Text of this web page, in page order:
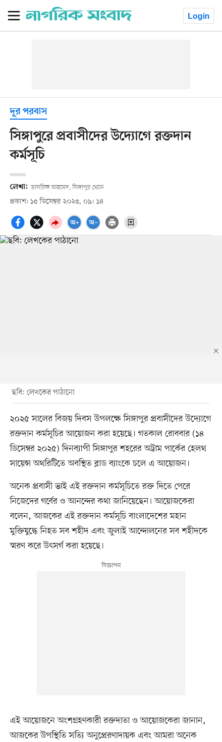
Login
দূর পরবাস
সিঙ্গাপুরে প্রবাসীদের উদ্যোগে রক্তদান
কর্মসূচি
লেখা: তাসরিফ আহমেদ, সিঙ্গাপুর থেকে
প্রকাশ: ১৫ ডিসেম্বর ২০২৫, ০৯: ১৪
ছবি: লেখকের পাঠানো
২০২৫ সালের বিজয় দিবস উপলক্ষে সিঙ্গাপুর প্রবাসীদের উদ্যোগে
রক্তদান কর্মসূচির আয়োজন করা হয়েছে। গতকাল রোববার (১৪
ডিসেম্বর ২০২৫) দিনব্যাপী সিঙ্গাপুর শহরের অট্রাম পার্কের হেলথ
সায়েন্স অথরিটিতে অবস্থিত ব্লাড ব্যাংকে চলে এ আয়োজন।
অনেক প্রবাসী ভাই এই রক্তদান কর্মসূচিতে রক্ত দিতে পেরে
নিজেদের গর্বের ও আনন্দের কথা জানিয়েছেন। আয়োজকেরা
বলেন, আজকের এই রক্তদান কর্মসূচি বাংলাদেশের মহান
মুক্তিযুদ্ধে নিহত সব শহীদ এবং জুলাই আন্দোলনের সব শহীদকে
স্মরণ করে উৎসর্গ করা হয়েছে।
এই আয়োজনে অংশগ্রহণকারী রক্তদাতা ও আয়োজকেরা জানান,
আজকের উপস্থিতি সত্যি অনুপ্রেরণাদায়ক এবং আমরা অনেক